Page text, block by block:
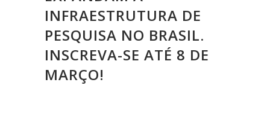
INFRAESTRUTURA DE
PESQUISA NO BRASIL.
INSCREVA-SE ATÉ 8 DE
MARÇO!